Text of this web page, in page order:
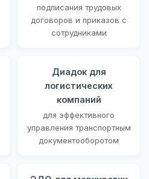
подписания трудовых
договоров и приказов с
сотрудниками
Диадок для
логистических
компаний
для эффективного
управления транспортным
документооборотом